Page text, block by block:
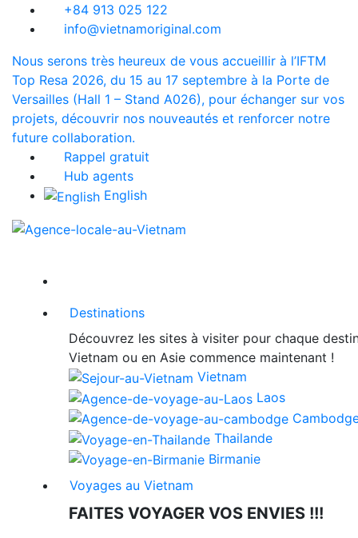
+84 913 025 122
info@vietnamoriginal.com
Nous serons très heureux de vous accueillir à l’IFTM
Top Resa 2026, du 15 au 17 septembre à la Porte de
Versailles (Hall 1 – Stand A026), pour échanger sur vos
projets, découvrir nos nouveautés et renforcer notre
future collaboration.
Rappel gratuit
Hub agents
English
Destinations
Découvrez les sites à visiter pour chaque
Vietnam ou en Asie commence maintenant !
Vietnam
Laos
Thailande
Birmanie
Voyages au Vietnam
FAITES VOYAGER VOS ENVIES !!!